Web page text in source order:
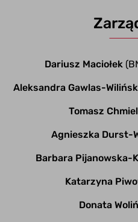
Dariusz Maciołek
Aleksandra Gawlas-
Tomasz
Agnieszka Durst-
Barbara Pijanowska-
Katarzyna
Donata